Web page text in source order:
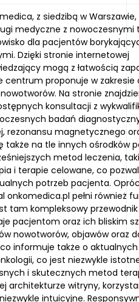
z siedzibą w
medyczne z
dla pacjentów
Dzięki stronie internetowej
mogą z łatwością
centrum proponuje w zakresie
Na stronie
konsultacji z
badań
rezonansu magnetycznego
także na tle innych ośrodków
metod leczenia,
i terapie celowane, co
potrzeb pacjenta.
onkomedica.pl pełni również
tam kompleksowy
pacjentom oraz ich bliskim
nowotworów, objawów oraz
informuje także o
co jest niezwykle
i skutecznych metod
architekturze witryny,
intuicyjne.